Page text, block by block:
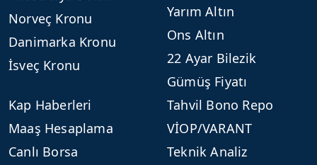
Norveç Kronu
Danimarka Kronu
İsveç Kronu
Yarım Altın
Ons Altın
22 Ayar Bilezik
Gümüş Fiyatı
Kap Haberleri
Maaş Hesaplama
Canlı Borsa
Tahvil Bono Repo
VİOP/VARANT
Teknik Analiz